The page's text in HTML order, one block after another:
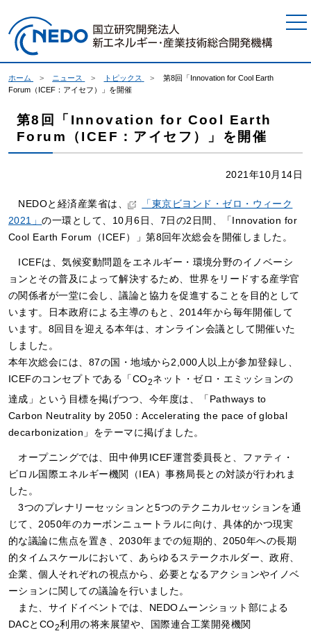
ホーム ニュース トピックス
第8回「Innovation for Cool Earth
Forum（ICEF：アイセフ）」を開催
第8回「Innovation for Cool Earth
Forum（ICEF：アイセフ）」を開催
2021年10月14日
NEDOと経済産業省は、
「東京ビヨンド・ゼロ・ウィーク
2021」の一環として、10月6日、7日の2日間、「Innovation for
Cool Earth Forum（ICEF）」第8回年次総会を開催しました。
ICEFは、気候変動問題をエネルギー・環境分野のイノベーシ
ョンとその普及によって解決するため、世界をリードする産学官
の関係者が一堂に会し、議論と協力を促進することを目的として
います。日本政府による主導のもと、2014年から毎年開催して
います。8回目を迎える本年は、オンライン会議として開催いた
しました。
本年次総会には、87の国・地域から2,000人以上が参加登録し、
ICEFのコンセプトである「CO2ネット・ゼロ・エミッションの
達成」という目標を掲げつつ、今年度は、「Pathways to
Carbon Neutrality by 2050：Accelerating the pace of global
decarbonization」をテーマに掲げました。
オープニングでは、田中伸男ICEF運営委員長と、ファティ・
ビロル国際エネルギー機関（IEA）事務局長との対談が行われま
した。
3つのプレナリーセッションと5つのテクニカルセッションを通
じて、2050年のカーボンニュートラルに向け、具体的かつ現実
的な議論に焦点を置き、2030年までの短期的、2050年への長期
的タイムスケールにおいて、あらゆるステークホルダー、政府、
企業、個人それぞれの視点から、必要となるアクションやイノベ
ーションに関しての議論を行いました。
また、サイドイベントでは、NEDOムーンショット部による
DACとCO2利用の将来展望や、国際連合工業開発機関